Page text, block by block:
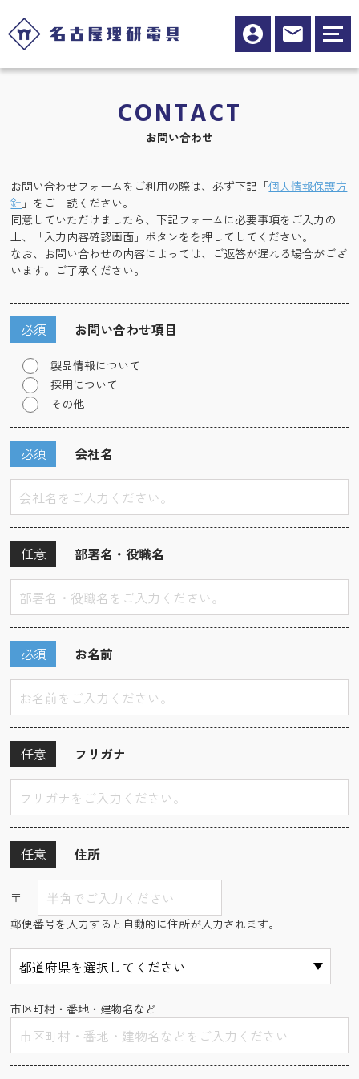
CONTACT
お問い合わせ
お問い合わせフォームをご利用の際は、必ず下記「個人情報保護方
針 」をご一読ください。
同意していただけましたら、下記フォームに必要事項をご入力の
上、「入力内容確認画面」ボタンをを押してしてください。
なお、お問い合わせの内容によっては、ご返答が遅れる場合がござ
います。ご了承ください。
お問い合わせ項目
必須
製品情報について
採用について
その他
会社名
必須
部署名・役職名
任意
お名前
必須
フリガナ
任意
住所
任意
〒
郵便番号を入力すると自動的に住所が入力されます。
市区町村・番地・建物名など